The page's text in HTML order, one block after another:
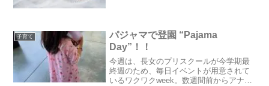
子育て
パジャマで登園 “Pajama
Day”！！
今週は、長女のプリスクールが今学期最
終週のため、毎日イベントが用意されて
いるワクワクweek。数週間前からアナウ